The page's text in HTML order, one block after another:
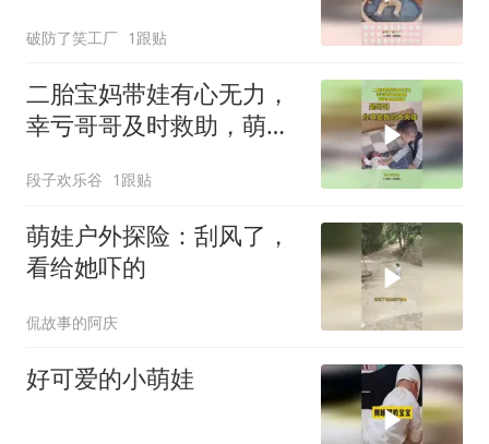
破防了笑工厂 1跟贴
二胎宝妈带娃有心无力，
幸亏哥哥及时救助，萌娃
段子欢乐谷 1跟贴
萌娃户外探险：刮风了，
看给她吓的
侃故事的阿庆
好可爱的小萌娃